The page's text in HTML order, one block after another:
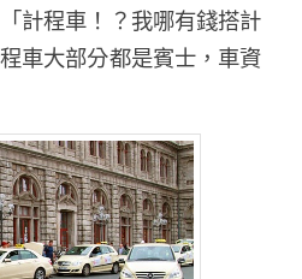
計程車！？我哪有錢搭計
車大部分都是賓士，車資